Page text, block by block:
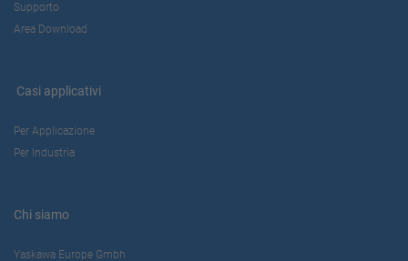
Supporto
Area Download
Casi applicativi
Per Applicazione
Per Industria
Chi siamo
Yaskawa Europe Gmbh